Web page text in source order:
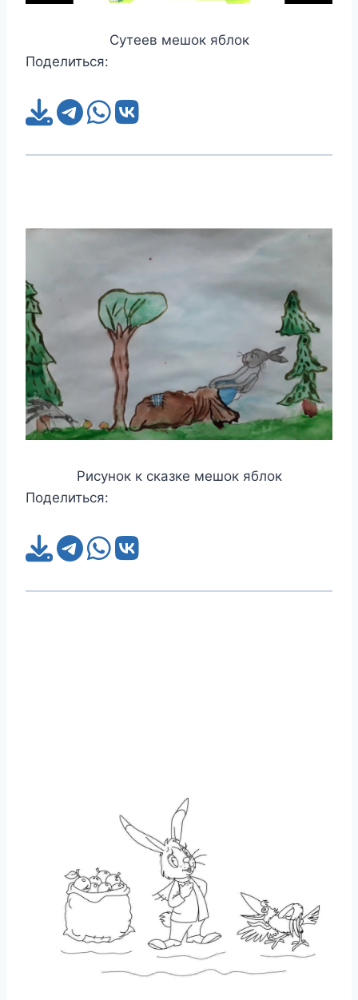
Сутеев мешок яблок
Поделиться:
Рисунок к сказке мешок яблок
Поделиться: